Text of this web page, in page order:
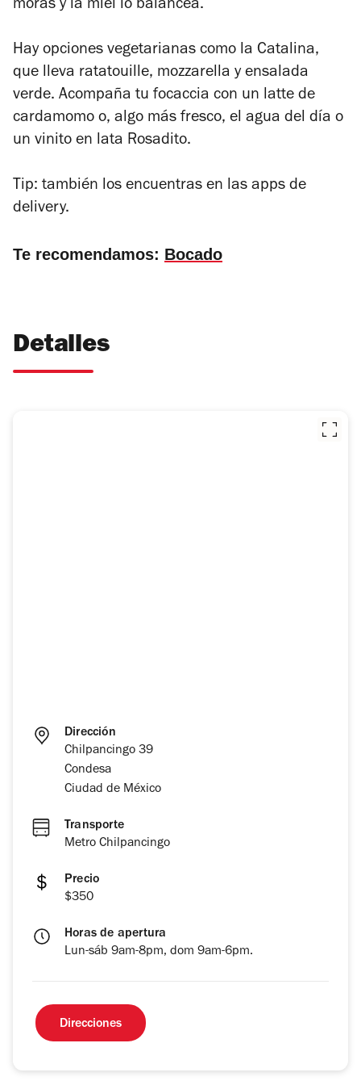
moras y la miel lo balancea.
Hay opciones vegetarianas como la Catalina,
que lleva ratatouille, mozzarella y ensalada
verde. Acompaña tu focaccia con un latte de
cardamomo o, algo más fresco, el agua del día o
un vinito en lata Rosadito.
Tip: también los encuentras en las apps de
delivery.
Te recomendamos: Bocado
Detalles
Dirección
Chilpancingo 39
Condesa
Ciudad de México
Transporte
Metro Chilpancingo
Precio
$350
Horas de apertura
Lun-sáb 9am-8pm, dom 9am-6pm.
Direcciones